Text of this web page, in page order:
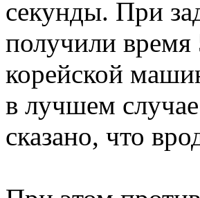
секунды. При
получили
корейской
в лучшем
сказано, что